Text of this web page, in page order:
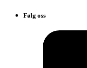
Følg oss